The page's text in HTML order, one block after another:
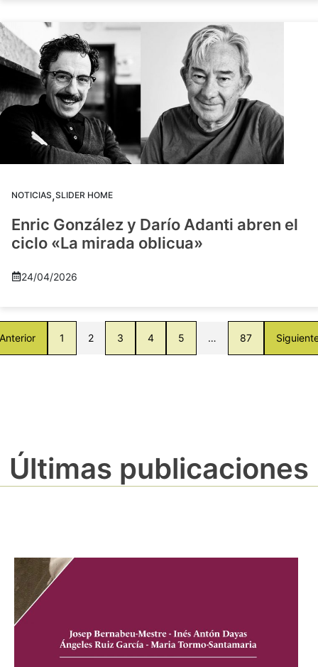
NOTICIAS,SLIDER HOME
Enric González y Darío Adanti abren el
ciclo «La mirada oblicua»
24/04/2026
1 2 3 4 5 … 87
Últimas publicaciones